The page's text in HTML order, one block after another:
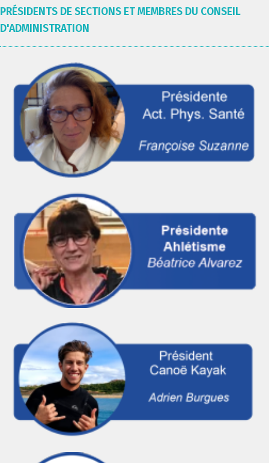
PRÉSIDENTS DE SECTIONS ET MEMBRES DU CONSEIL
D'ADMINISTRATION